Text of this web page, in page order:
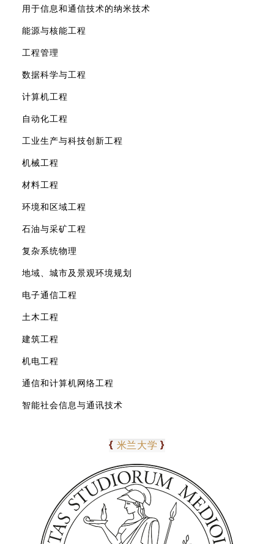
用于信息和通信技术的纳米技术
能源与核能工程
工程管理
数据科学与工程
计算机工程
自动化工程
工业生产与科技创新工程
机械工程
材料工程
环境和区域工程
石油与采矿工程
复杂系统物理
地域、城市及景观环境规划
电子通信工程
土木工程
建筑工程
机电工程
通信和计算机网络工程
智能社会信息与通讯技术
04
{ 米兰大学 }